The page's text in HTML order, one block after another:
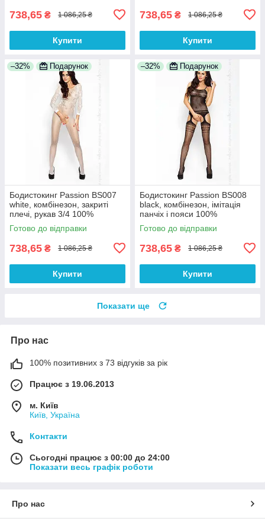
738,65 ₴ 1 086,25 ₴
Купити
738,65 ₴ 1 086,25 ₴
Купити
–32% Подарунок
Бодистокинг Passion BS007
white, комбінезон, закриті
плечі, рукав 3/4 100%
Анонімності
Готово до відправки
738,65 ₴ 1 086,25 ₴
Купити
–32% Подарунок
Бодистокинг Passion BS008
black, комбінезон, імітація
панчіх і пояси 100%
Анонімності
Готово до відправки
738,65 ₴ 1 086,25 ₴
Купити
Показати ще
Про нас
100% позитивних з 73 відгуків за рік
Працює з 19.06.2013
м. Київ
Київ, Україна
Контакти
Сьогодні працює з 00:00 до 24:00
Показати весь графік роботи
Про нас